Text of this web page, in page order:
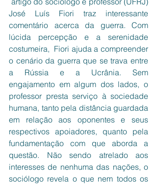
José Luís Fiori traz interessante
comentário acerca da guerra. Com
lúcida percepção e a serenidade
costumeira,  Fiori ajuda a compreender
o cenário da guerra que se trava entre
a Rússia e a Ucrânia. Sem
engajamento em algum dos lados, o
professor presta serviço à sociedade
humana, tanto pela distância guardada
em relação aos oponentes e seus
respectivos apoiadores, quanto pela
fundamentação com que aborda a
questão. Não sendo atrelado aos
interesses de nenhuma das nações, o
sociólogo revela o que nem todos os